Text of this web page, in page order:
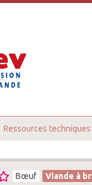
Ressources techniques
Bœuf Viande à